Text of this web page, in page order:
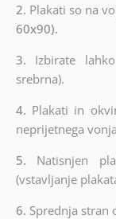
2. Plakati so na
60x90).
3. Izbirate
srebrna).
4. Plakati in
neprijetnega
5. Natisnjen
(vstavljanje
6. Sprednja stran